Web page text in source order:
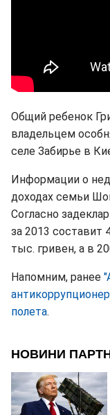
Общий ребенок
владельцем
селе Забирье в
Информации о
доходах семьи
Согласно
за 2013 составит
тыс. гривен, а в
Напомним, ранее
полета.